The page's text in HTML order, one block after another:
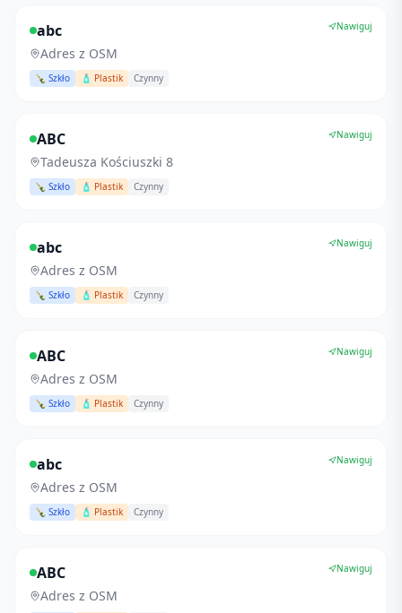
abc
Adres z OSM
🍾 Szkło 🧴 Plastik Czynny
Nawiguj
ABC
Tadeusza Kościuszki 8
🍾 Szkło 🧴 Plastik Czynny
Nawiguj
abc
Adres z OSM
🍾 Szkło 🧴 Plastik Czynny
Nawiguj
ABC
Adres z OSM
🍾 Szkło 🧴 Plastik Czynny
Nawiguj
abc
Adres z OSM
🍾 Szkło 🧴 Plastik Czynny
Nawiguj
ABC
Adres z OSM
Nawiguj